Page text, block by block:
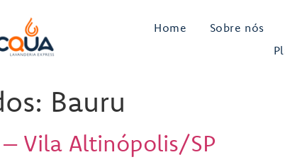
Home Sobre nós
Bauru
– Vila Altinópolis/SP